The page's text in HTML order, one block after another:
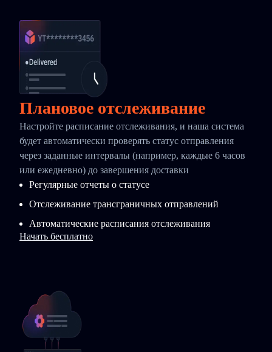
Плановое отслеживание
Настройте расписание отслеживания, и наша система
будет автоматически проверять статус отправления
через заданные интервалы (например, каждые 6 часов
или ежедневно) до завершения доставки
Регулярные отчеты о статусе
Отслеживание трансграничных отправлений
Автоматические расписания отслеживания
Начать бесплатно